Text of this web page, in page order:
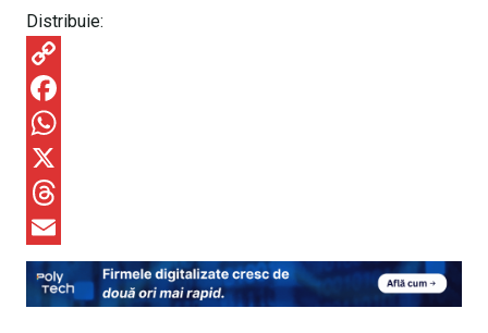
Distribuie:
C
o
p
y
L
i
F
a
c
e
b
W
h
a
t
X
T
h
E